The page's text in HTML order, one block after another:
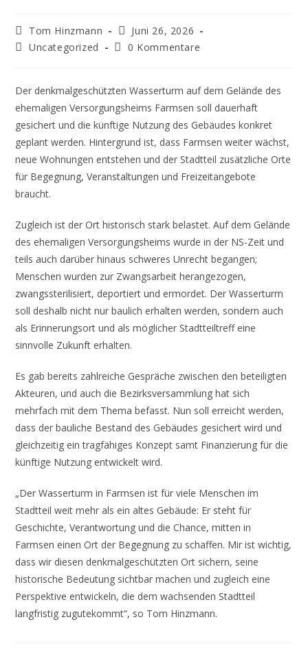
Beitrags-
Autor:
Tom Hinzmann
Beitrag
veröffentlicht:
Juni 26, 2026
Beitrags-
Uncategorized
Beitrags-
0 Kommentare
Der denkmalgeschützten Wasserturm auf dem Gelände des
ehemaligen Versorgungsheims Farmsen soll dauerhaft
gesichert und die künftige Nutzung des Gebäudes konkret
geplant werden. Hintergrund ist, dass Farmsen weiter wächst,
neue Wohnungen entstehen und der Stadtteil zusätzliche Orte
für Begegnung, Veranstaltungen und Freizeitangebote
braucht.
Zugleich ist der Ort historisch stark belastet. Auf dem Gelände
des ehemaligen Versorgungsheims wurde in der NS-Zeit und
teils auch darüber hinaus schweres Unrecht begangen;
Menschen wurden zur Zwangsarbeit herangezogen,
zwangssterilisiert, deportiert und ermordet. Der Wasserturm
soll deshalb nicht nur baulich erhalten werden, sondern auch
als Erinnerungsort und als möglicher Stadtteiltreff eine
sinnvolle Zukunft erhalten.
Es gab bereits zahlreiche Gespräche zwischen den beteiligten
Akteuren, und auch die Bezirksversammlung hat sich
mehrfach mit dem Thema befasst. Nun soll erreicht werden,
dass der bauliche Bestand des Gebäudes gesichert wird und
gleichzeitig ein tragfähiges Konzept samt Finanzierung für die
künftige Nutzung entwickelt wird.
„Der Wasserturm in Farmsen ist für viele Menschen im
Stadtteil weit mehr als ein altes Gebäude: Er steht für
Geschichte, Verantwortung und die Chance, mitten in
Farmsen einen Ort der Begegnung zu schaffen. Mir ist wichtig,
dass wir diesen denkmalgeschützten Ort sichern, seine
historische Bedeutung sichtbar machen und zugleich eine
Perspektive entwickeln, die dem wachsenden Stadtteil
langfristig zugutekommt“, so Tom Hinzmann.